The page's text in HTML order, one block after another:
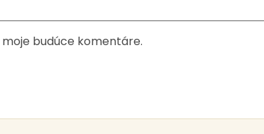
budúce komentáre.